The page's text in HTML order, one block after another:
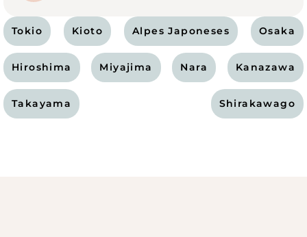
Tokio Kioto Alpes Japoneses Osaka
Hiroshima Miyajima Nara Kanazawa
Takayama Shirakawago